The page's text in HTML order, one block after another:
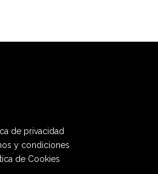
de privacidad
y condiciones
de Cookies